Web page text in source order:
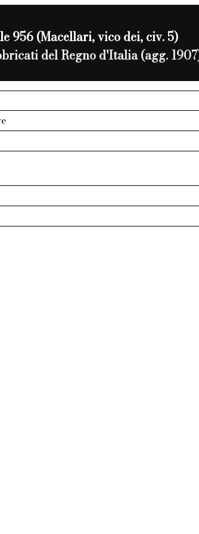
956 (Macellari, vico dei, civ. 5)
del Regno d'Italia (agg.